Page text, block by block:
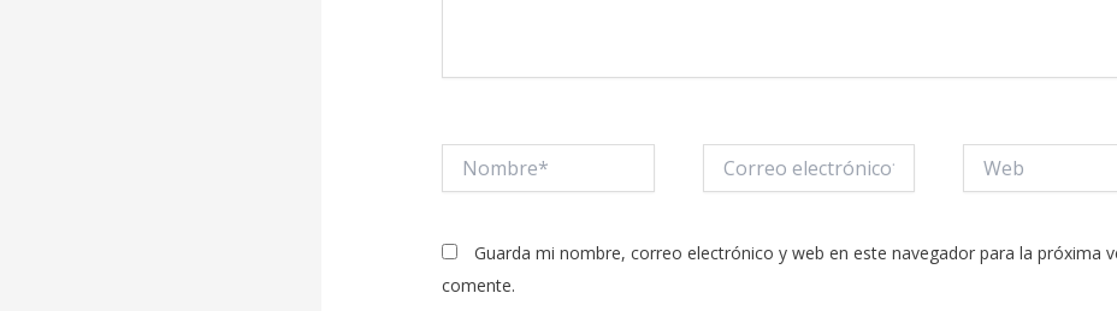
electrónico*
Guarda mi nombre, correo electrónico y web en este navegador para la próxima
comente.